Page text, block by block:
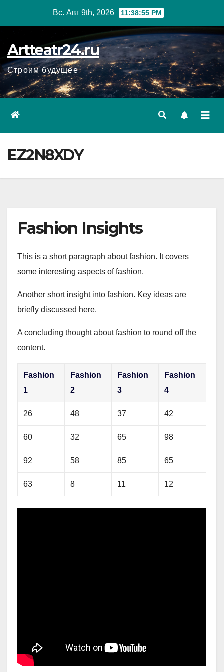
Вс. Авг 9th, 2026 11:38:56 PM
Artteatr24.ru
Строим будущее
EZ2N8XDY
Fashion Insights
This is a short paragraph about fashion. It covers
some interesting aspects of fashion.
Another short insight into fashion. Key ideas are
briefly discussed here.
A concluding thought about fashion to round off the
content.
Fashion
1
Fashion
2
Fashion
3
Fashion
4
26 48 37 42
60 32 65 98
92 58 85 65
63 8 11 12